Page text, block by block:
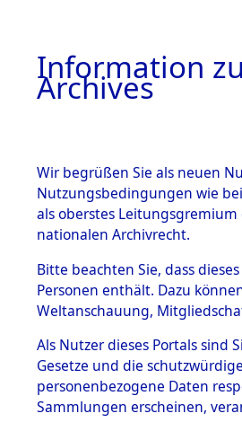
BESTÄNDE
1.
Inhaftierungsdoku
mente
1.2.9 Beim ITS
Effekten
1.2.9.1
Effekten aus
dem KZ
Dachau
Information
Archives
Wir begrüßen Sie als neuen
Nutzungsbedingungen wie
als oberstes
nationalen Archivrecht.
Bitte beachten Sie, dass
Personen enthält. Dazu
Weltanschauung,
Als Nutzer dieses Portals sind
Gesetze und die
personenbezogene Daten
Sammlungen erscheinen,